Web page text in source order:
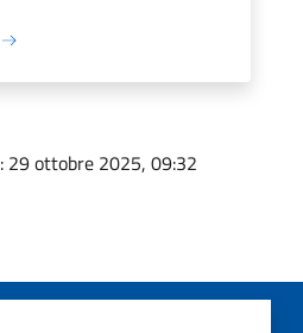
: 29 ottobre 2025, 09:32